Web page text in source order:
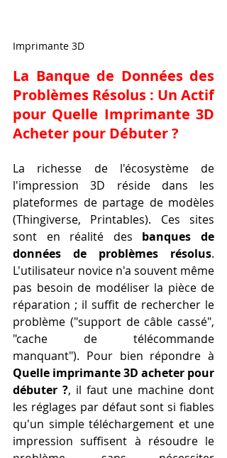
Imprimante 3D
La Banque de Données des
Problèmes Résolus : Un Actif
pour Quelle Imprimante 3D
Acheter pour Débuter ?
La richesse de l'écosystème de
l'impression 3D réside dans les
plateformes de partage de modèles
(Thingiverse, Printables). Ces sites
sont en réalité des banques de
données de problèmes résolus.
L'utilisateur novice n'a souvent même
pas besoin de modéliser la pièce de
réparation ; il suffit de rechercher le
problème ("support de câble cassé",
"cache de télécommande
Quelle imprimante 3D acheter pour
débuter ?, il faut une machine dont
les réglages par défaut sont si fiables
qu'un simple téléchargement et une
impression suffisent à résoudre le